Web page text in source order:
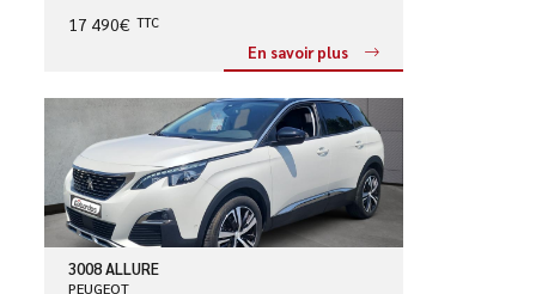
17 490€ TTC
En savoir plus
3008 ALLURE
PEUGEOT